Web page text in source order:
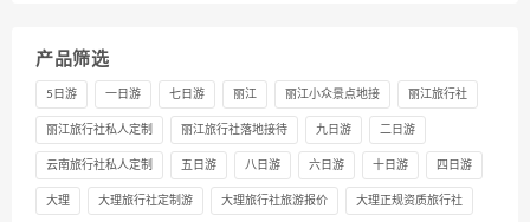
产品筛选
5日游 一日游 七日游 丽江 丽江小众景点地接 丽江旅行社
丽江旅行社私人定制 丽江旅行社落地接待 九日游 二日游
云南旅行社私人定制 五日游 八日游 六日游 十日游 四日游
大理 大理旅行社定制游 大理旅行社旅游报价 大理正规资质旅行社